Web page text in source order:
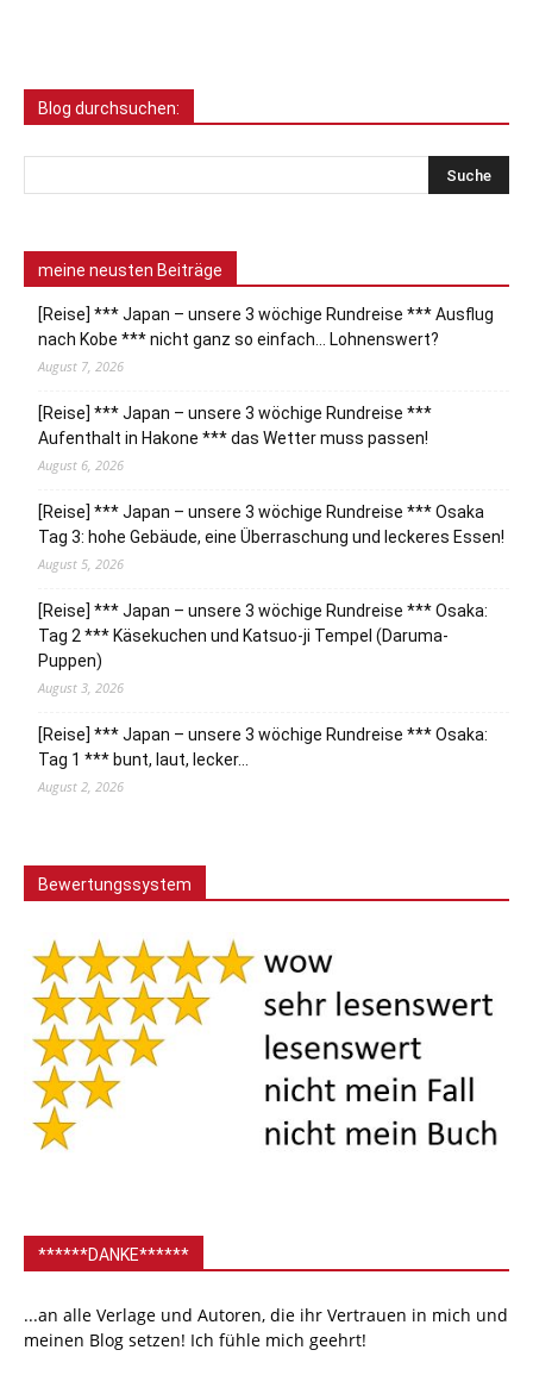
Blog durchsuchen:
meine neusten Beiträge
[Reise] *** Japan – unsere 3 wöchige Rundreise *** Ausflug
nach Kobe *** nicht ganz so einfach… Lohnenswert?
August 7, 2026
[Reise] *** Japan – unsere 3 wöchige Rundreise ***
Aufenthalt in Hakone *** das Wetter muss passen!
August 6, 2026
[Reise] *** Japan – unsere 3 wöchige Rundreise *** Osaka
Tag 3: hohe Gebäude, eine Überraschung und leckeres Essen!
August 5, 2026
[Reise] *** Japan – unsere 3 wöchige Rundreise *** Osaka:
Tag 2 *** Käsekuchen und Katsuo-ji Tempel (Daruma-
Puppen)
August 3, 2026
[Reise] *** Japan – unsere 3 wöchige Rundreise *** Osaka:
Tag 1 *** bunt, laut, lecker…
August 2, 2026
Bewertungssystem
******DANKE******
...an alle Verlage und Autoren, die ihr Vertrauen in mich und
meinen Blog setzen! Ich fühle mich geehrt!